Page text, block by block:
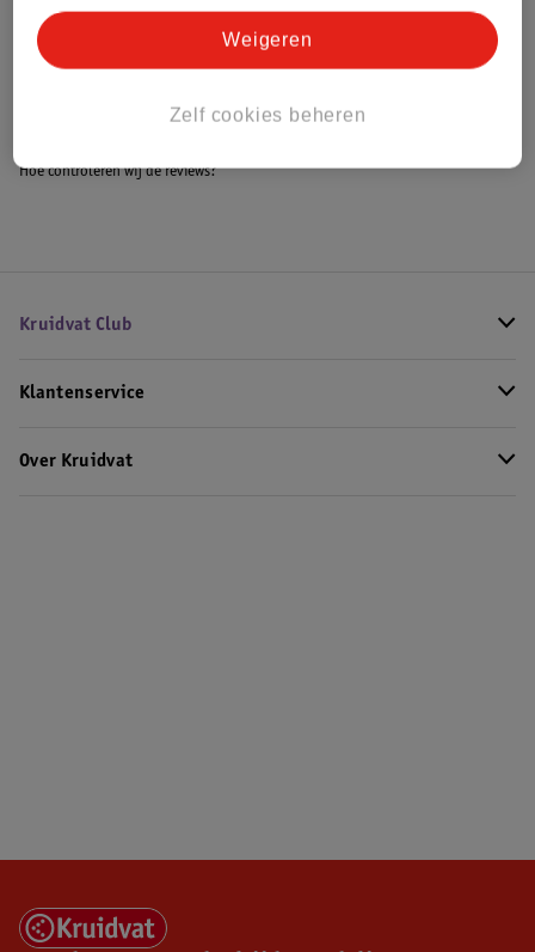
Bekijk ook
Umberto Giannini Alle Leave-in conditioner
Hoe controleren wij de reviews?
Kruidvat Club
Klantenservice
Over Kruidvat
Zelf cookies beheren
Weigeren